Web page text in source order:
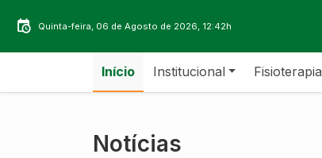
Quinta-feira, 06 de Agosto de 2026, 12:42h
Início Institucional Fisioterapia
Notícias